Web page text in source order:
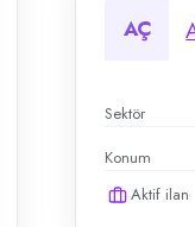
AÇ
Sektör
Konum
Aktif ilan